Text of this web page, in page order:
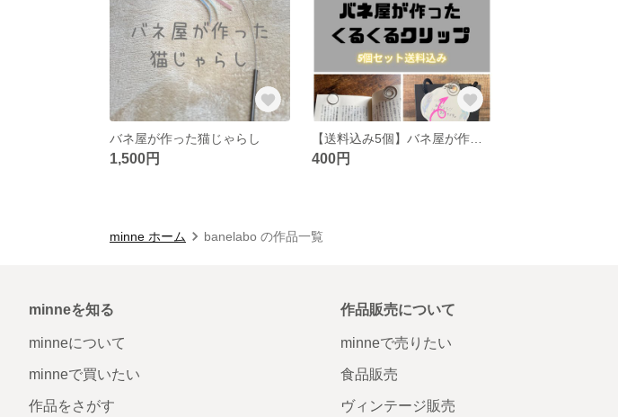
バネ屋が作った猫じゃらし
1,500円
【送料込み5個】バネ屋が作ったくるくるクリップ
400円
minne ホーム banelabo の作品一覧
minneを知る
minneについて
minneで買いたい
作品をさがす
作品販売について
minneで売りたい
食品販売
ヴィンテージ販売